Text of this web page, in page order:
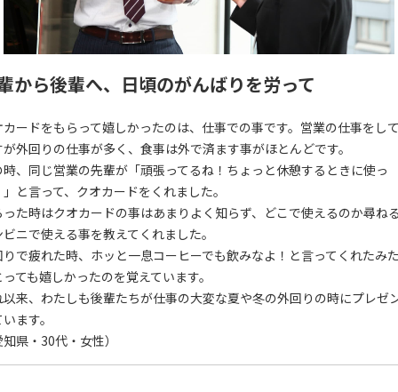
から後輩へ、日頃のがんばりを労って
カードをもらって嬉しかったのは、仕事での事です。営業の仕事をし
外回りの仕事が多く、食事は外で済ます事がほとんどです。
時、同じ営業の先輩が「頑張ってるね！ちょっと休憩するときに使っ
と言って、クオカードをくれました。
った時はクオカードの事はあまりよく知らず、どこで使えるのか尋ね
ニで使える事を教えてくれました。
りで疲れた時、ホッと一息コーヒーでも飲みなよ！と言ってくれたみ
ても嬉しかったのを覚えています。
以来、わたしも後輩たちが仕事の大変な夏や冬の外回りの時にプレゼ
ます。
県・30代・女性）